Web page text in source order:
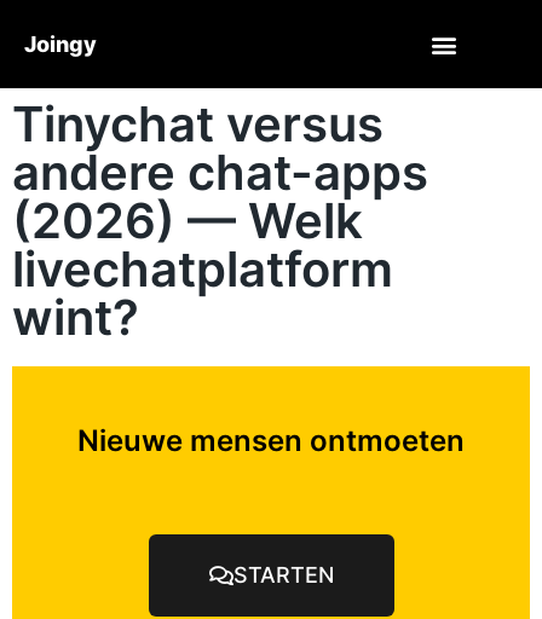
Joingy
Tinychat versus
andere chat-apps
(2026) — Welk
livechatplatform
wint?
Nieuwe mensen ontmoeten
STARTEN